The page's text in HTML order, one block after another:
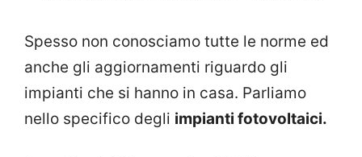
Spesso non conosciamo tutte le norme ed
anche gli aggiornamenti riguardo gli
impianti che si hanno in casa. Parliamo
nello specifico degli impianti fotovoltaici.